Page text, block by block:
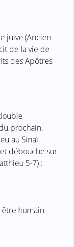
juive (Ancien
de la vie de
des Apôtres
prochain.
au Sinaï
débouche sur
5-7) :
humain.